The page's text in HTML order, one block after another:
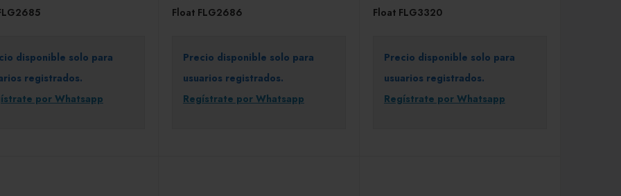
disponible solo para
registrados.
por Whatsapp
Float FLG2686
Precio disponible solo para
usuarios registrados.
Regístrate por Whatsapp
Float FLG3320
Precio disponible solo para
usuarios registrados.
Regístrate por Whatsapp